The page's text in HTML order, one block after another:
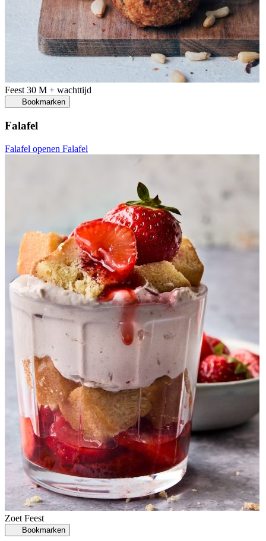
Feest 30 M + wachttijd
Bookmarken
Falafel
Falafel openen Falafel
Zoet Feest
Bookmarken